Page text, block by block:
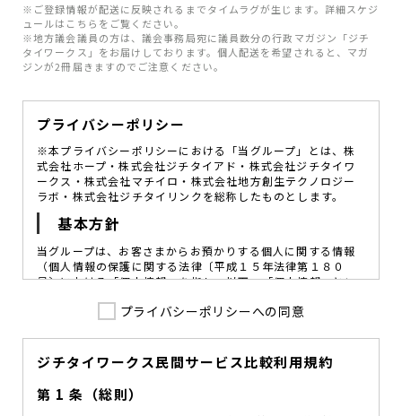
※ご登録情報が配送に反映されるまでタイムラグが生じます。詳細スケジ
ュールはこちらをご覧ください。
※地方議会議員の方は、議会事務局宛に議員数分の行政マガジン「ジチ
タイワークス」をお届けしております。個人配送を希望されると、マガ
ジンが2冊届きますのでご注意ください。
プライバシーポリシー
※本プライバシーポリシーにおける「当グループ」とは、株
式会社ホープ・株式会社ジチタイアド・株式会社ジチタイワ
ークス・株式会社マチイロ・株式会社地方創生テクノロジー
ラボ・株式会社ジチタイリンクを総称したものとします。
基本方針
当グループは、お客さまからお預かりする個人に関する情報
（個人情報の保護に関する法律〔平成１５年法律第１８０
号〕における「個人情報」を指し、以下、「個人情報」とい
図ることが、重要な社会的責務であると考えております。
を定め、役員及び従業員に個人情報保護の重要性の認識と取
組みを徹底させることによって、個人情報の適切な取り扱い
に努めてまいります。
プライバシーポリシーへの同意
ジチタイワークス民間サービス比較利用規約
第 1 条（総則）